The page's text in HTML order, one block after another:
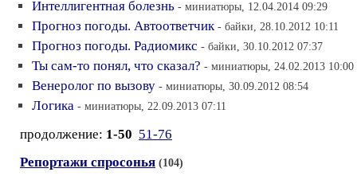
Интеллигентная болезнь - миниатюры, 12.04.2014 09:29
Прогноз погоды. Автоответчик - байки, 28.10.2012 10:11
Прогноз погоды. Радиомикс - байки, 30.10.2012 07:37
Ты сам-то понял, что сказал? - миниатюры, 24.02.2013 10:00
Венеролог по вызову - миниатюры, 30.09.2012 08:54
Логика - миниатюры, 22.09.2013 07:11
продолжение: 1-50 51-76
Репортажи спросонья (104)